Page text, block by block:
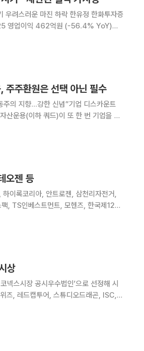
려스러운 마진 하락 한유정 한화투자증
주주환원은 선택 아닌 필수
주의 지향…강한 신념”기업 디스카운트
24일 본
오젠 등
이록코리아, 안트로젠, 삼천리자전거,
, TS인베스트먼트, 모헨즈, 한국제12호
상
넥스시장 공시우수법인’으로 선정해 시
스